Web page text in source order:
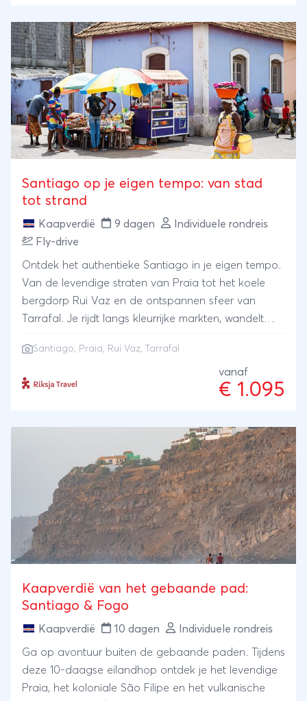
Santiago op je eigen tempo: van stad
tot strand
Kaapverdië 9 dagen
Individuele rondreis
Fly-drive
Ontdek het authentieke Santiago in je eigen tempo.
Van de levendige straten van Praia tot het koele
bergdorp Rui Vaz en de ontspannen sfeer van
Tarrafal. Je rijdt langs kleurrijke markten, wandelt
pottenbakworkshop met aansluitend traditionele
cachupa-lunch. Een eiland vol contrasten, weinig
toeristen en veel lokale ontmoetingen.
Santiago, Praia, Rui Vaz, Tarrafal
vanaf
€ 1.095
Kaapverdië van het gebaande pad:
Santiago & Fogo
Kaapverdië 10 dagen Individuele rondreis
Ga op avontuur buiten de gebaande paden. Tijdens
deze 10-daagse eilandhop ontdek je het levendige
Praia, het koloniale São Filipe en het vulkanische